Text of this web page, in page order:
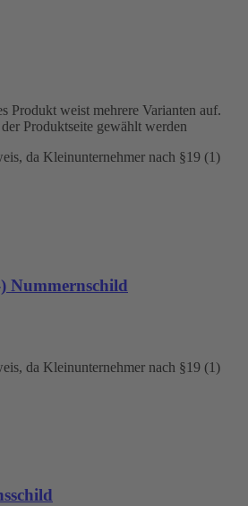
Produkt weist mehrere Varianten auf.
Produktseite gewählt werden
da Kleinunternehmer nach §19 (1)
Nummernschild
da Kleinunternehmer nach §19 (1)